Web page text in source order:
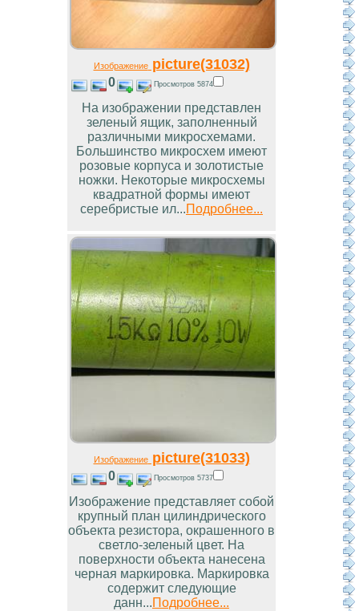
Изображениеpicture(31032)
0 Просмотров 5874
На изображении представлен
зеленый ящик, заполненный
различными микросхемами.
Большинство микросхем имеют
розовые корпуса и золотистые
ножки. Некоторые микросхемы
квадратной формы имеют
серебристые ил...Подробнее...
Изображениеpicture(31033)
0 Просмотров 5737
Изображение представляет собой
крупный план цилиндрического
объекта резистора, окрашенного в
светло-зеленый цвет. На
поверхности объекта нанесена
черная маркировка. Маркировка
содержит следующие
данн...Подробнее...